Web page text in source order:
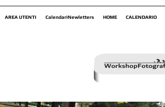
AREA UTENTI CalendariNewletters HOME CALENDARIO